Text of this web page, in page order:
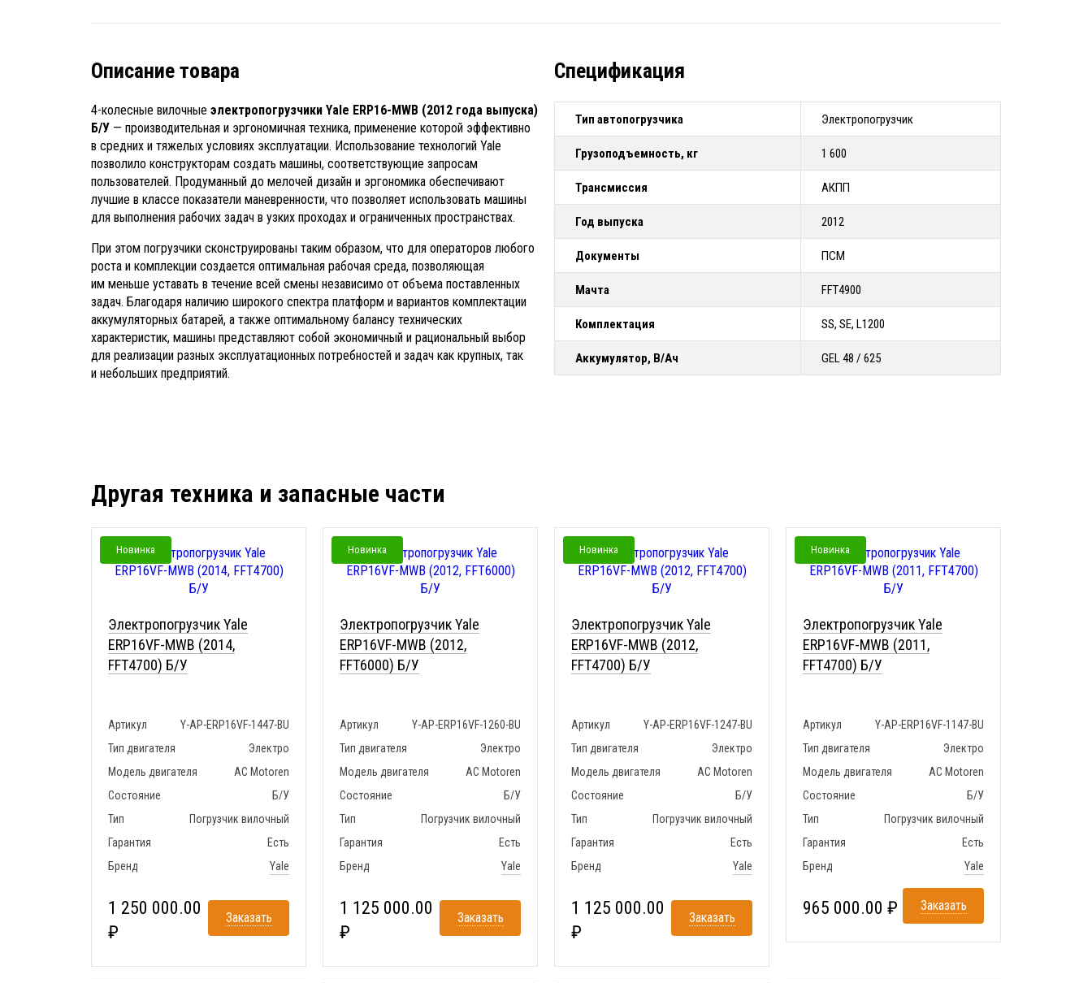
Описание товара
4-колесные вилочные электропогрузчики Yale ERP16-MWB (2012 года выпуска)
Б/У — производительная и эргономичная техника, применение которой эффективно
в средних и тяжелых условиях эксплуатации. Использование технологий Yale
позволило конструкторам создать машины, соответствующие запросам
пользователей. Продуманный до мелочей дизайн и эргономика обеспечивают
лучшие в классе показатели маневренности, что позволяет использовать машины
для выполнения рабочих задач в узких проходах и ограниченных пространствах.
При этом погрузчики сконструированы таким образом, что для операторов любого
роста и комплекции создается оптимальная рабочая среда, позволяющая
им меньше уставать в течение всей смены независимо от объема поставленных
задач. Благодаря наличию широкого спектра платформ и вариантов комплектации
аккумуляторных батарей, а также оптимальному балансу технических
характеристик, машины представляют собой экономичный и рациональный выбор
для реализации разных эксплуатационных потребностей и задач как крупных, так
и небольших предприятий.
Спецификация
Тип автопогрузчика Электропогрузчик
Грузоподъемность, кг 1 600
Трансмиссия АКПП
Год выпуска 2012
Документы ПСМ
Мачта FFT4900
Комплектация SS, SE, L1200
Аккумулятор, В/Ач GEL 48 / 625
Другая техника и запасные части
Новинка
Электропогрузчик Yale
ERP16VF-MWB (2014,
FFT4700) Б/У
Артикул
Y-AP-ERP16VF-1447-BU
Тип двигателя
Электро
Модель двигателя
AC Motoren
Состояние
Б/У
Тип
Погрузчик вилочный
Гарантия
Есть
Бренд
Yale
1 250 000.00
₽
Заказать
Новинка
Электропогрузчик Yale
ERP16VF-MWB (2012,
FFT6000) Б/У
Артикул
Y-AP-ERP16VF-1260-BU
Тип двигателя
Электро
Модель двигателя
AC Motoren
Состояние
Б/У
Тип
Погрузчик вилочный
Гарантия
Есть
Бренд
Yale
1 125 000.00
₽
Заказать
Новинка
Электропогрузчик Yale
ERP16VF-MWB (2012,
FFT4700) Б/У
Артикул
Y-AP-ERP16VF-1247-BU
Тип двигателя
Электро
Модель двигателя
AC Motoren
Состояние
Б/У
Тип
Погрузчик вилочный
Гарантия
Есть
Бренд
Yale
1 125 000.00
₽
Заказать
Новинка
Электропогрузчик Yale
ERP16VF-MWB (2011,
FFT4700) Б/У
Артикул
Y-AP-ERP16VF-1147-BU
Тип двигателя
Электро
Модель двигателя
AC Motoren
Состояние
Б/У
Тип
Погрузчик вилочный
Гарантия
Есть
Бренд
Yale
965 000.00 ₽ Заказать